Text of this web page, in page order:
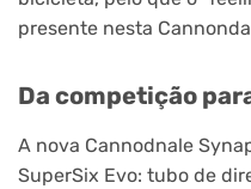
presente nesta
Da competição
A nova Cannodnale
SuperSix Evo: tubo de